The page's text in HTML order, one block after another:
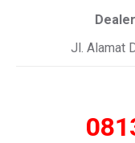
Jl. Alamat